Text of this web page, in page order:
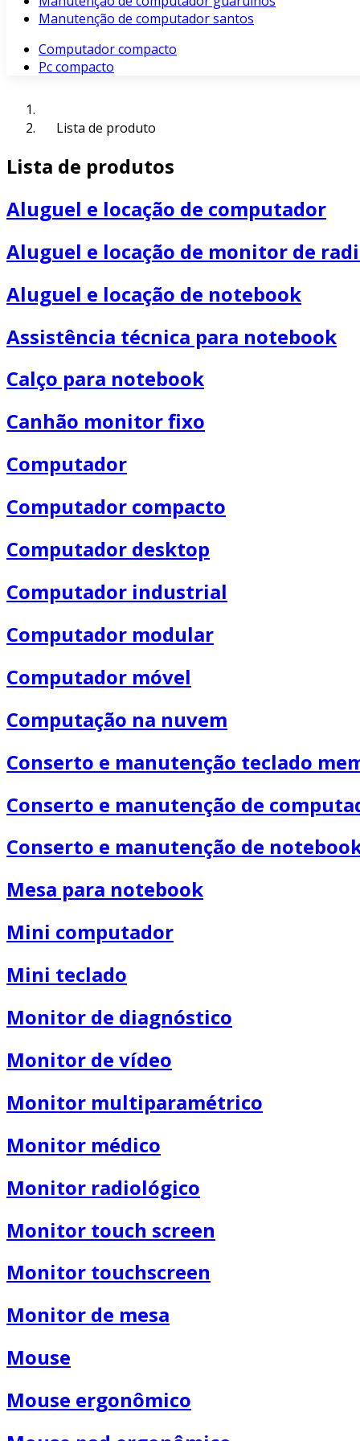
Manutenção de computador santos
Computador compacto
Pc compacto
Lista de produto
Lista de produtos
Aluguel e locação de computador
Aluguel e locação de monitor de
Aluguel e locação de notebook
Assistência técnica para notebook
Calço para notebook
Canhão monitor fixo
Computador
Computador compacto
Computador desktop
Computador industrial
Computador modular
Computador móvel
Computação na nuvem
Conserto e manutenção teclado
Conserto e manutenção de
Conserto e manutenção de
Mesa para notebook
Mini computador
Mini teclado
Monitor de diagnóstico
Monitor de vídeo
Monitor multiparamétrico
Monitor médico
Monitor radiológico
Monitor touch screen
Monitor touchscreen
Monitor de mesa
Mouse
Mouse ergonômico